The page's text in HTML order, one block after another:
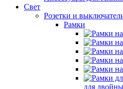
Свет
Розетки и
Рамки
для